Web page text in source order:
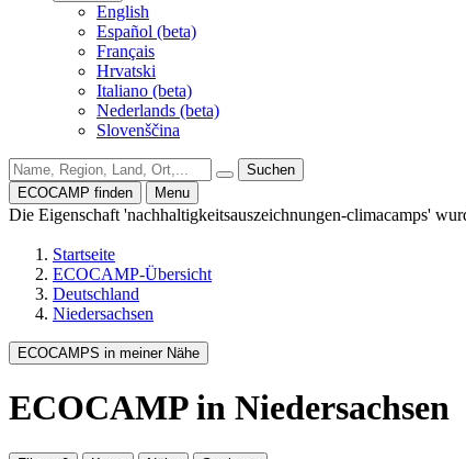
English
Español (beta)
Français
Hrvatski
Italiano (beta)
Nederlands (beta)
Slovenščina
Suchen
ECOCAMP finden
Menu
Die Eigenschaft 'nachhaltigkeitsauszeichnungen-climacamps'
Startseite
ECOCAMP-Übersicht
Deutschland
Niedersachsen
ECOCAMPS in meiner Nähe
ECOCAMP in Niedersachsen